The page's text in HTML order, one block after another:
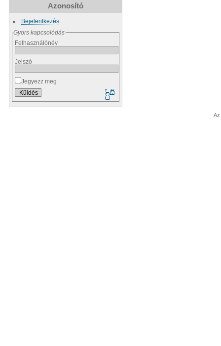
Azonosító
Bejelentkezés
Gyors kapcsolódás
Felhasználónév
Jelszó
Jegyezz meg
Az